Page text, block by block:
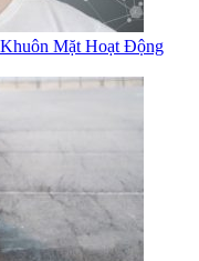
Mặt Hoạt Động